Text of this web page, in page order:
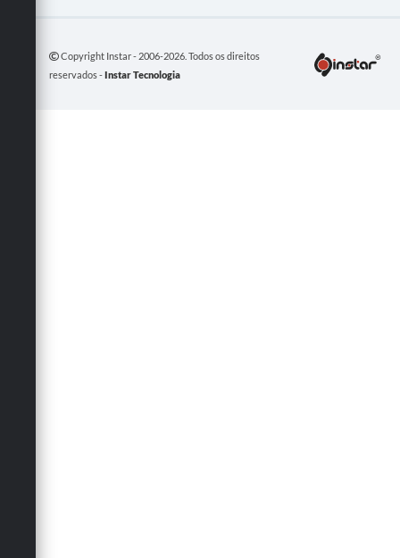
Copyright Instar - 2006-2026. Todos os direitos
reservados -Instar Tecnologia